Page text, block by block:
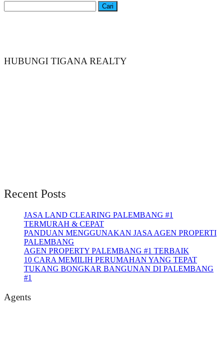
untuk:
HUBUNGI TIGANA REALTY
Recent Posts
JASA LAND CLEARING PALEMBANG #1
TERMURAH & CEPAT
PANDUAN MENGGUNAKAN JASA AGEN PROPERTI
PALEMBANG
AGEN PROPERTY PALEMBANG #1 TERBAIK
10 CARA MEMILIH PERUMAHAN YANG TEPAT
TUKANG BONGKAR BANGUNAN DI PALEMBANG
#1
Agents